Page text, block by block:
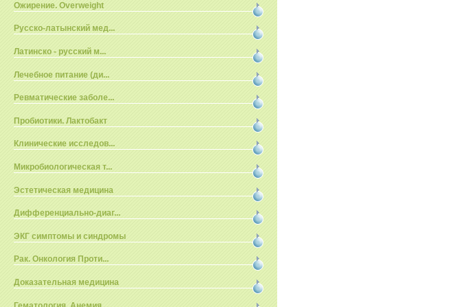
Ожирение. Overweight
Русско-латынский мед...
Латинско - русский м...
Лечебное питание (ди...
Ревматические заболе...
Пробиотики. Лактобакт
Клинические исследов...
Микробиологическая т...
Эстетическая медицина
Дифференциально-диаг...
ЭКГ симптомы и синдромы
Рак. Онкология Проти...
Доказательная медицина